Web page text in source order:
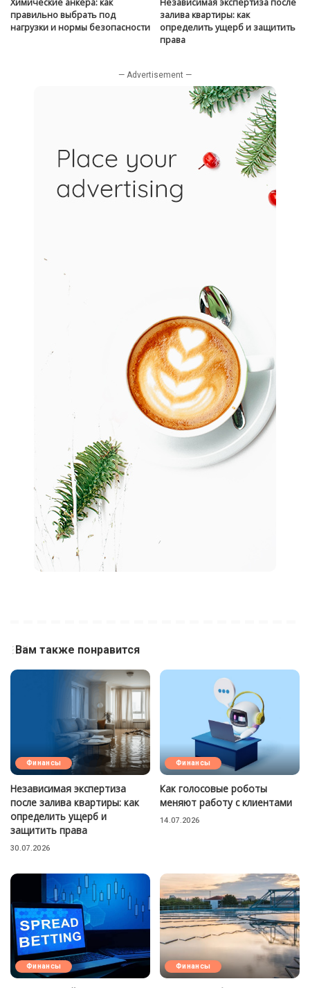
Химические анкера: как
правильно выбрать под
нагрузки и нормы безопасности
Независимая экспертиза после
залива квартиры: как
определить ущерб и защитить
права
— Advertisement —
Вам также понравится
Финансы
Независимая экспертиза
после залива квартиры: как
определить ущерб и
защитить права
30.07.2026
Финансы
Как голосовые роботы
меняют работу с клиентами
14.07.2026
Финансы Финансы